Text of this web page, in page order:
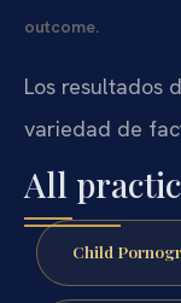
outcome.
Los resultados
variedad de
All
Child